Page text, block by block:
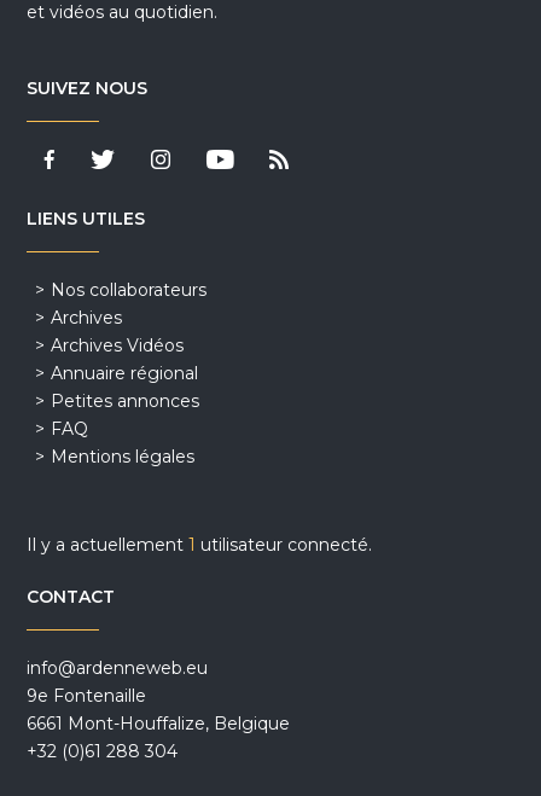
et vidéos au quotidien.
SUIVEZ NOUS
LIENS UTILES
Nos collaborateurs
Archives
Archives Vidéos
Annuaire régional
Petites annonces
FAQ
Mentions légales
Il y a actuellement1 utilisateur connecté.
CONTACT
info@ardenneweb.eu
9e Fontenaille
6661 Mont-Houffalize, Belgique
+32 (0)61 288 304